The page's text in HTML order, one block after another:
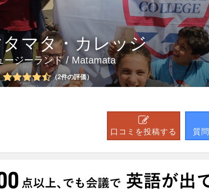
マタ・カレッジ
ージーランド/ Matamata
2件の評価
口コミを投稿する 質